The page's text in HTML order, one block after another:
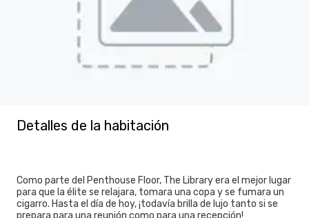
Detalles de la habitación
Como parte del Penthouse Floor, The Library era el mejor lugar
para que la élite se relajara, tomara una copa y se fumara un
cigarro. Hasta el día de hoy, ¡todavía brilla de lujo tanto si se
prepara para una reunión como para una recepción!